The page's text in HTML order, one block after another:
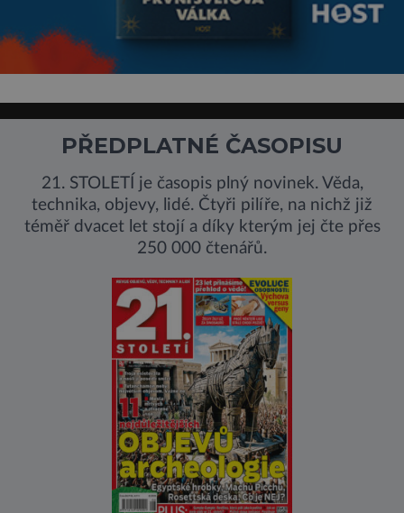
PŘEDPLATNÉ ČASOPISU
21. STOLETÍ je časopis plný novinek. Věda,
technika, objevy, lidé. Čtyři pilíře, na nichž již
téměř dvacet let stojí a díky kterým jej čte přes
250 000 čtenářů.